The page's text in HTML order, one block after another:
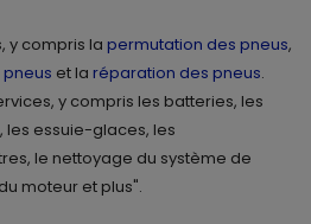
y compris la permutation des pneus,
et la réparation des pneus.
y compris les batteries, les
les essuie-glaces, les
le nettoyage du système de
moteur et plus".